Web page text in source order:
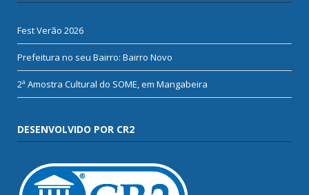
Fest Verão 2026
Prefeitura no seu Bairro: Bairro Novo
2ª Amostra Cultural do SOME, em Mangabeira
DESENVOLVIDO POR CR2